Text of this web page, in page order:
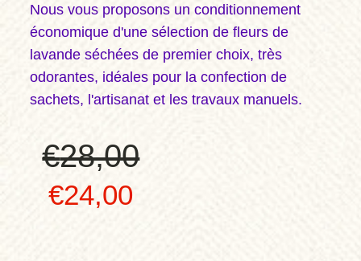
Nous vous proposons un conditionnement
économique d'une sélection de fleurs de
lavande séchées de premier choix, très
odorantes, idéales pour la confection de
sachets, l'artisanat et les travaux manuels.
€28,00
Le
€24,00